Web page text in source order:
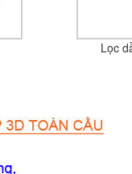
Lọc